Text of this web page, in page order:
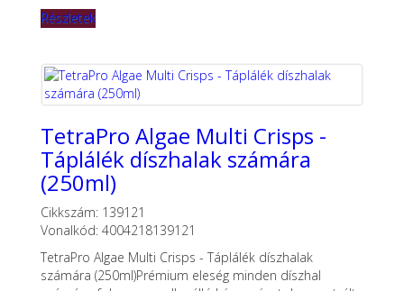
Részletek
TetraPro Algae Multi Crisps -
Táplálék díszhalak számára
(250ml)
Cikkszám: 139121
Vonalkód: 4004218139121
TetraPro Algae Multi Crisps - Táplálék díszhalak
számára (250ml)Prémium eleség minden díszhal